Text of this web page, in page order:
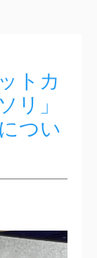
トカ
リ」
つい